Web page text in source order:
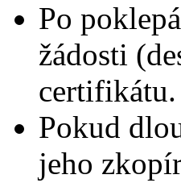
Po
žádosti
certifikátu.
Pokud
jeho